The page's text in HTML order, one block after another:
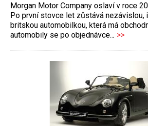
Morgan Motor Company oslaví v roce
Po první stovce let zůstává nezávislou,
britskou automobilkou, která má
automobily se po objednávce... >>